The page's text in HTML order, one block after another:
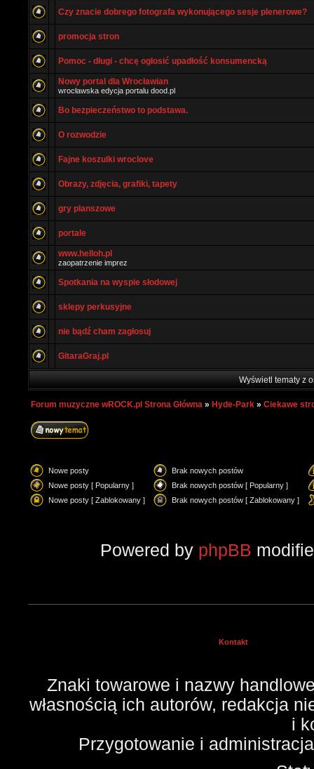
Czy znacie dobrego fotografa wykonującego sesje plenerowe?
promocja stron
Pomoc - długi - chcę ogłosić upadłość konsumencką
Nowy portal dla Wrocławian
wrocławska edycja portalu dood.pl
Bo bezpieczeństwo to podstawa.
O rozwodzie
Fajne koszulki wroclove
Obrazy, zdjęcia, grafiki, tapety
gry planszowe
portale
www.helloh.pl
zaopatrzenie imprez
Spotkania na wyspie słodowej
sklepy perkusyjne
nie bądź cham zagłosuj
GitaraGraj.pl
Wyświetl tematy z
Forum muzyczne wROCK.pl Strona Główna » Hyde-Park » Ciekawe
Nowe posty
Brak nowych postów
Nowe posty [ Popularny ]
Brak nowych postów [ Popularny ]
Nowe posty [ Zablokowany ]
Brak nowych postów [ Zablokowany ]
Powered by phpBB
Kontakt
Znaki towarowe i nazwy
własnością ich autorów, redakcja
i
Przygotowanie i